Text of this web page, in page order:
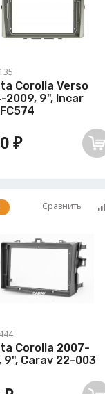
Corolla Verso
2009, 9", Incar
₽
Сравнить
Corolla 2007-
9", Carav 22-003